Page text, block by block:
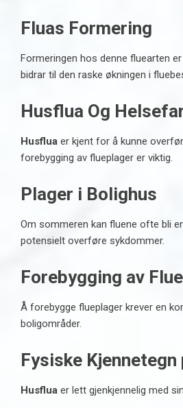
Fluas Formering
Formeringen hos denne fluearten
bidrar til den raske økningen i
Husflua Og
Husflua er kjent for å kunne
forebygging av flueplager er viktig.
Plager i Bolighus
Om sommeren kan fluene ofte bli
potensielt overføre sykdommer.
Forebygging av
Å forebygge flueplager krever en
boligområder.
Fysiske Kjennetegn
Husflua er lett gjenkjennelig med